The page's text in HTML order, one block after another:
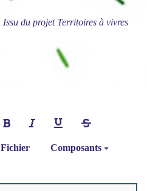
Issu du projet Territoires à vivres
Fichier Composants